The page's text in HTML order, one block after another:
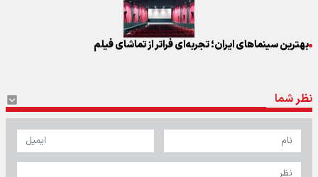
بهترین سینماهای ایران؛ تجربه‌ای فراتر از تماشای فیلم
نظر شما